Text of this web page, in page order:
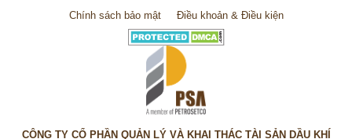
Chính sách bảo mật
Điều khoản & Điều kiện
CÔNG TY CỔ PHẦN QUẢN LÝ VÀ KHAI THÁC TÀI SẢN DẦU KHÍ